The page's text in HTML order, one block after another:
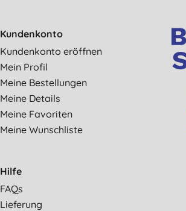
Kundenkonto
Kundenkonto eröffnen
Mein Profil
Meine Bestellungen
Meine Details
Meine Favoriten
Meine Wunschliste
Hilfe
FAQs
Lieferung